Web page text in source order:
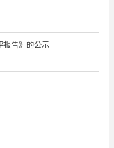
报告》的公示